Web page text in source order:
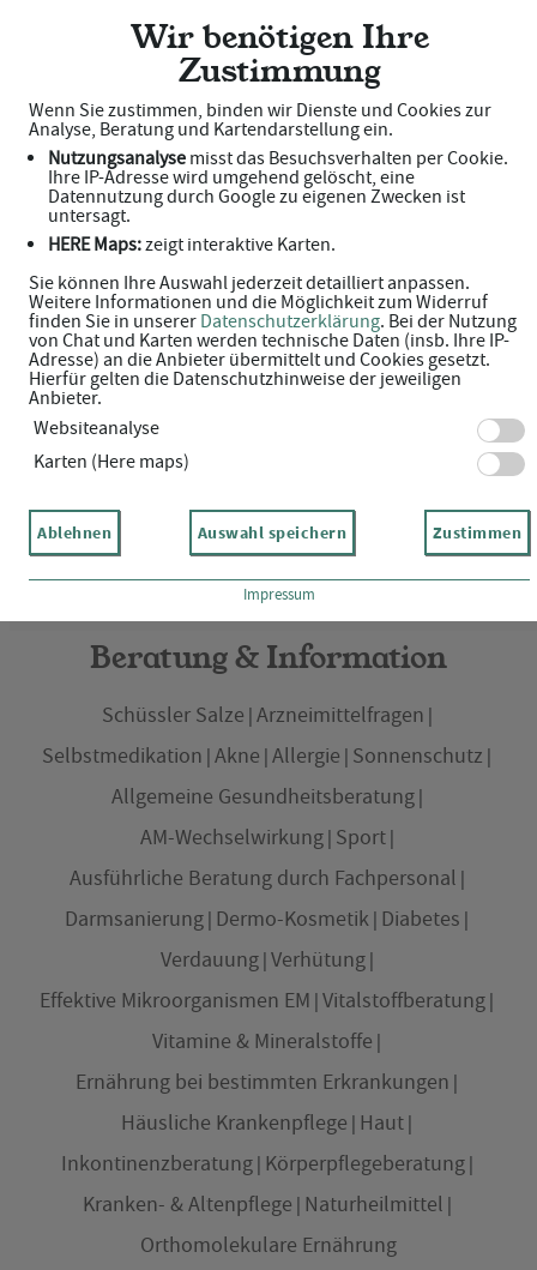
Wir benötigen Ihre
Zustimmung
Wenn Sie zustimmen, binden wir Dienste und Cookies zur
Analyse, Beratung und Kartendarstellung ein.
Nutzungsanalyse misst das Besuchsverhalten per Cookie.
Ihre IP-Adresse wird umgehend gelöscht, eine
Datennutzung durch Google zu eigenen Zwecken ist
untersagt.
HERE Maps:zeigt interaktive Karten.
Sie können Ihre Auswahl jederzeit detailliert anpassen.
Weitere Informationen und die Möglichkeit zum Widerruf
finden Sie in unserer Datenschutzerklärung. Bei der Nutzung
von Chat und Karten werden technische Daten (insb. Ihre IP-
Adresse) an die Anbieter übermittelt und Cookies gesetzt.
Hierfür gelten die Datenschutzhinweise der jeweiligen
Anbieter.
Websiteanalyse
Karten (Here maps)
Ablehnen Auswahl speichern Zustimmen
Impressum
Apotheke im Gesundheitszentrum
Unsere Serviceleistungen
Schwerpunkte
Apoquick-Partner für Krankenpflegeartikel
Exklusiver Vertriebspartner von Dr. Hauschka-
Produkten
Beratung & Information
Schüssler Salze Arzneimittelfragen
Selbstmedikation Akne Allergie Sonnenschutz
Allgemeine Gesundheitsberatung
AM-Wechselwirkung Sport
Ausführliche Beratung durch Fachpersonal
Darmsanierung Dermo-Kosmetik Diabetes
Verdauung Verhütung
Effektive Mikroorganismen EM Vitalstoffberatung
Vitamine & Mineralstoffe
Ernährung bei bestimmten Erkrankungen
Häusliche Krankenpflege Haut
Inkontinenzberatung Körperpflegeberatung
Kranken- & Altenpflege Naturheilmittel
Orthomolekulare Ernährung